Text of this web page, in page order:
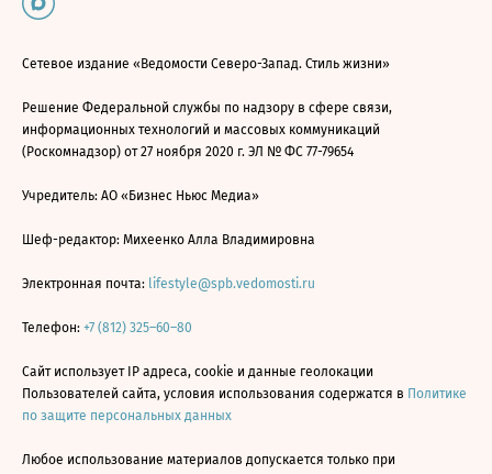
Сетевое издание «Ведомости Северо-Запад. Стиль жизни»
Решение Федеральной службы по надзору в сфере связи,
информационных технологий и массовых коммуникаций
(Роскомнадзор) от 27 ноября 2020 г. ЭЛ № ФС 77-79654
Учредитель: АО «Бизнес Ньюс Медиа»
Шеф-редактор: Михеенко Алла Владимировна
Электронная почта: lifestyle@spb.vedomosti.ru
Телефон: +7 (812) 325–60–80
Сайт использует IP адреса, cookie и данные геолокации
Пользователей сайта, условия использования содержатся в Политике
по защите персональных данных
Любое использование материалов допускается только при